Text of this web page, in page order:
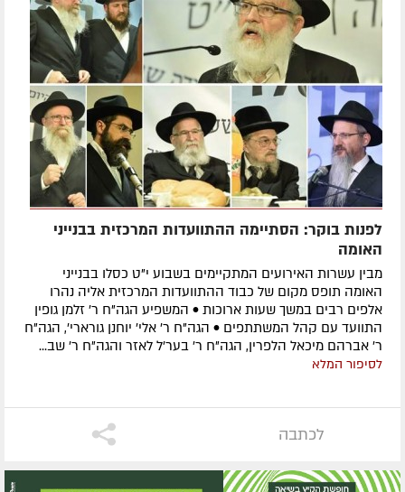
לפנות בוקר: הסתיימה ההתוועדות המרכזית בבנייני
האומה
מבין עשרות האירועים המתקיימים בשבוע י"ט כסלו בבנייני
האומה תופס מקום של כבוד ההתוועדות המרכזית אליה נהרו
אלפים רבים במשך שעות ארוכות • המשפיע הגה"ח ר' זלמן גופין
התוועד עם קהל המשתתפים • הגה"ח ר' אלי' יוחנן גורארי', הגה"ח
ר' אברהם מיכאל הלפרין, הגה"ח ר' בער'ל לאזר והגה"ח ר' שב...
לסיפור המלא
לכתבה